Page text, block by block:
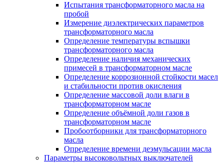
Испытания трансформаторного масла на
пробой
Измерение диэлектрических параметров
трансформаторного масла
Определение температуры вспышки
трансформаторного масла
Определение наличия механических
примесей в трансформаторном масле
Определение коррозионной стойкости масел
и стабильности против окисления
Определение массовой доли влаги в
трансформаторном масле
Определение объёмной доли газов в
трансформаторном масле
Пробоотборники для трансформаторного
масла
Определение времени деэмульсации масла
Параметры высоковольтных выключателей